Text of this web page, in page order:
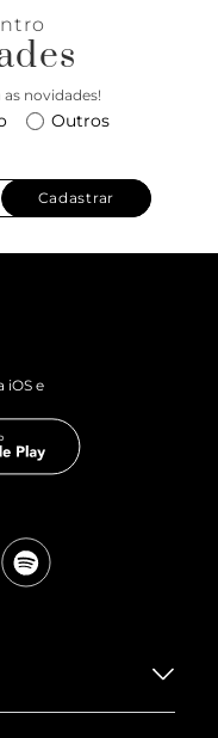
novidades!
Outros
Cadastrar
iOS e